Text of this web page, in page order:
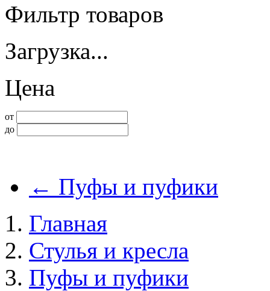
Фильтр товаров
Загрузка...
Цена
от
до
← Пуфы и пуфики
Главная
Стулья и кресла
Пуфы и пуфики